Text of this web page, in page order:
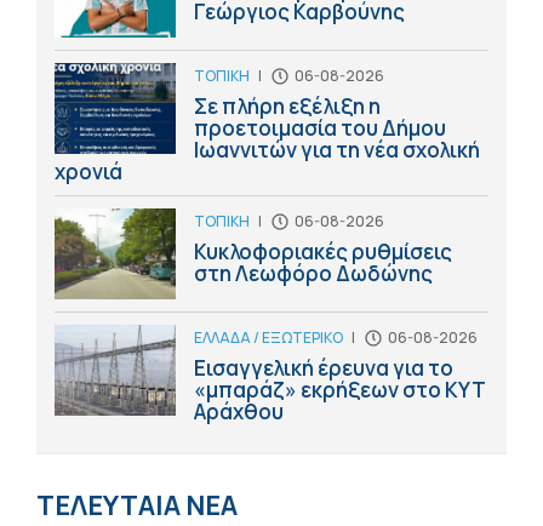
Γεώργιος Καρβούνης
ΤΟΠΙΚΗ | 06-08-2026
Σε πλήρη εξέλιξη η
προετοιμασία του Δήμου
Ιωαννιτών για τη νέα σχολική
χρονιά
ΤΟΠΙΚΗ | 06-08-2026
Κυκλοφοριακές ρυθμίσεις
στη Λεωφόρο Δωδώνης
ΕΛΛΑΔΑ / ΕΞΩΤΕΡΙΚΟ | 06-08-2026
Εισαγγελική έρευνα για το
«μπαράζ» εκρήξεων στο ΚΥΤ
Αράχθου
ΤΕΛΕΥΤΑΙΑ ΝΕΑ